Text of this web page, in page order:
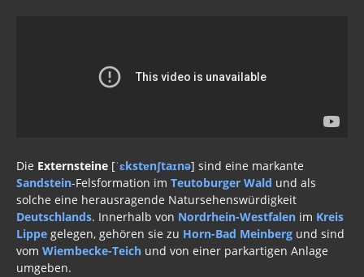
Die Externsteine [ˈɛkstɐnʃtaɪnə] sind eine markante
Sandstein-Felsformation im Teutoburger Wald und als
solche eine herausragende Natursehenswürdigkeit
Deutschlands. Innerhalb von Nordrhein-Westfalen im Kreis
Lippe gelegen, gehören sie zu Horn-Bad Meinberg und sind
vom Wiembecke-Teich und von einer parkartigen Anlage
umgeben.